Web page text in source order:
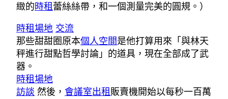
緻的時租蕾絲絲帶，和一個測量完美的圓規。）
時租場地 交流
那些甜甜圈原本個人空間是他打算用來「與林天
秤進行甜點哲學討論」的道具，現在全部成了武
器。
時租場地
訪談 然後， 會議室出租販賣機開始以每秒一百萬